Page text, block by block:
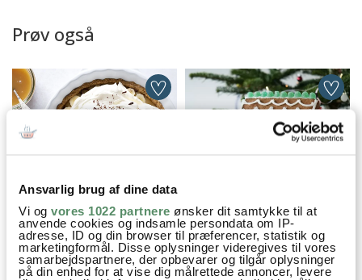
Ansvarlig brug af dine data
Vi og vores 1022 partnere ønsker dit samtykke til at
anvende cookies og indsamle persondata om IP-
adresse, ID og din browser til præferencer, statistik og
marketingformål. Disse oplysninger videregives til vores
samarbejdspartnere, der opbevarer og tilgår oplysninger
på din enhed for at vise dig målrettede annoncer, levere
Prøv også
BANOFFEE PIE PEBERKAGEHUS